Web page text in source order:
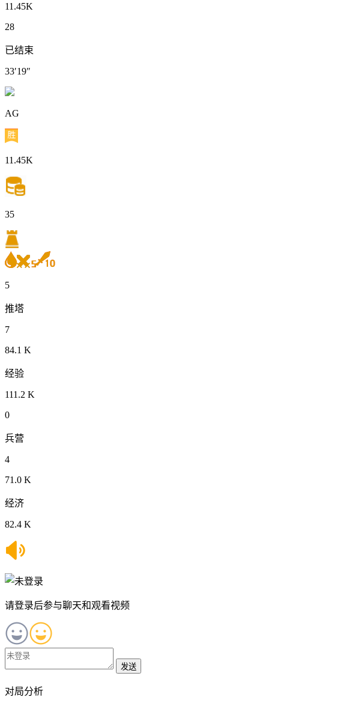
11.45K
28
已结束
33′19″
AG
11.45K
35
5
推塔
7
84.1 K
经验
111.2 K
0
兵营
4
71.0 K
经济
82.4 K
请登录后参与聊天和观看视频
发送
对局分析